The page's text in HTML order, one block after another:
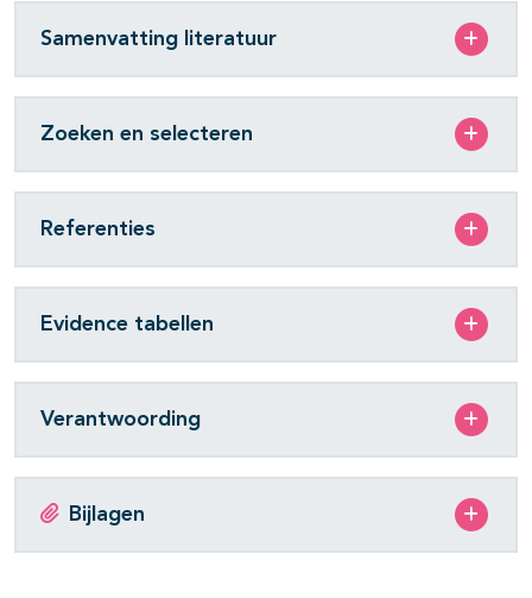
Samenvatting literatuur
Zoeken en selecteren
Referenties
Evidence tabellen
Verantwoording
Bijlagen